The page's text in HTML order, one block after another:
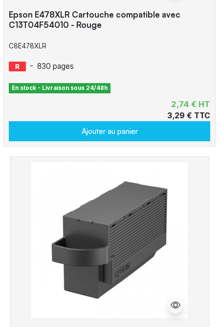
Epson E478XLR Cartouche compatible avec
C13T04F54010 - Rouge
C8E478XLR
- 830 pages
En stock - Livraison sous 24/48h
2,74 € HT
3,29 € TTC
Ajouter au panier